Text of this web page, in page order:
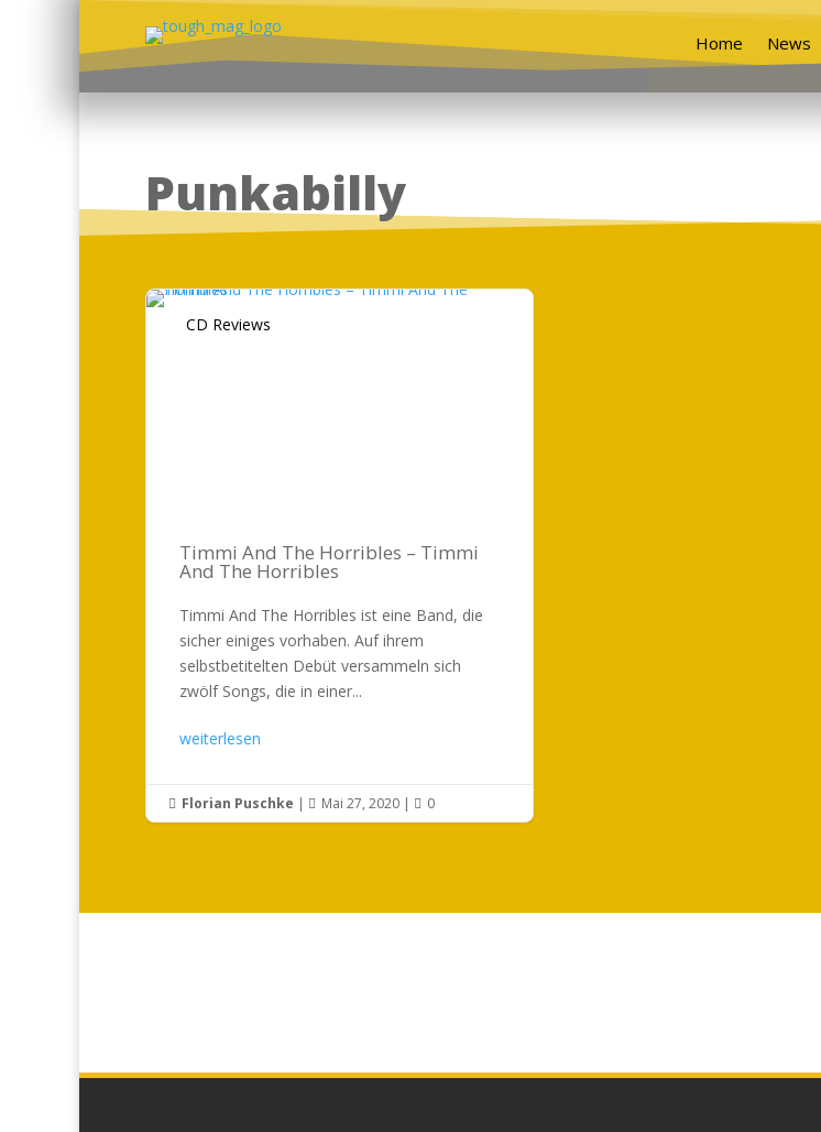
Home News
Punkabilly
CD Reviews
Timmi And The Horribles – Timmi
And The Horribles
Timmi And The Horribles ist eine Band, die
sicher einiges vorhaben. Auf ihrem
selbstbetitelten Debüt versammeln sich
zwölf Songs, die in einer...
weiterlesen
 Florian Puschke |  Mai 27, 2020 |  0